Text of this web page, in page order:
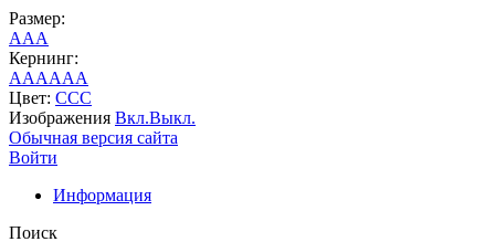
Размер:
AAA
Кернинг:
AAAAAA
Цвет: CCC
Изображения Вкл.Выкл.
Обычная версия сайта
Войти
Информация
Поиск